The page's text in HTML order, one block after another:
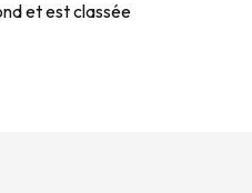
et est classée